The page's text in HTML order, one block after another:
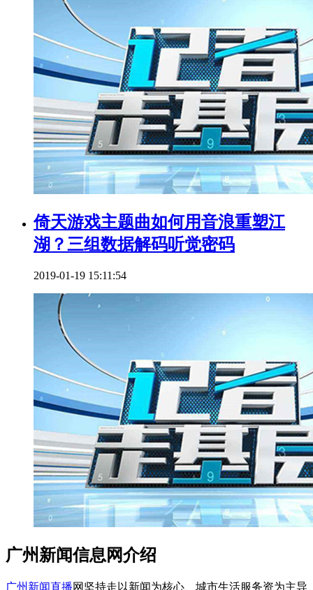
倚天游戏主题曲如何用音浪重塑江
湖？三组数据解码听觉密码
2019-01-19 15:11:54
广州新闻信息网介绍
广州新闻直播网坚持走以新闻为核心、城市生活服务资为主导